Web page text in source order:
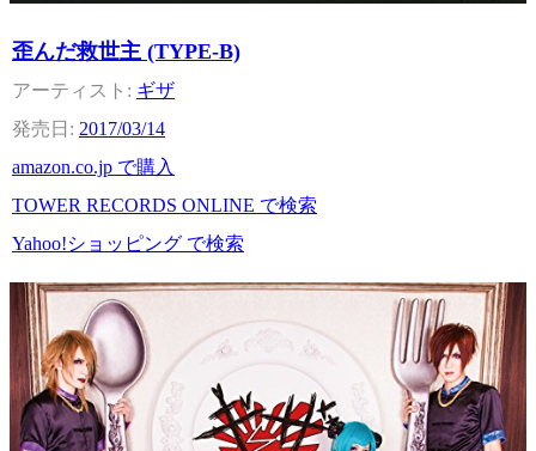
歪んだ救世主 (TYPE-B)
ギザ
2017/03/14
amazon.co.jp で購入
TOWER RECORDS ONLINE で検索
Yahoo!ショッピング で検索